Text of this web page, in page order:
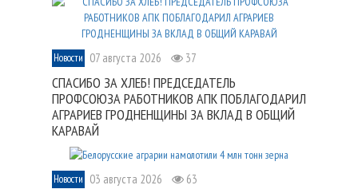
Новости 07 августа 2026 37
СПАСИБО ЗА ХЛЕБ! ПРЕДСЕДАТЕЛЬ
ПРОФСОЮЗА РАБОТНИКОВ АПК ПОБЛАГОДАРИЛ
АГРАРИЕВ ГРОДНЕНЩИНЫ ЗА ВКЛАД В ОБЩИЙ
КАРАВАЙ
Новости 03 августа 2026 63